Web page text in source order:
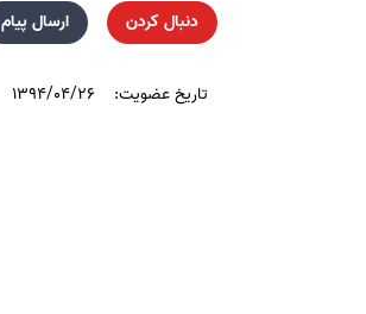
دنبال کردن ارسال پیام
تاریخ عضویت: ۱۳۹۴/۰۴/۲۶